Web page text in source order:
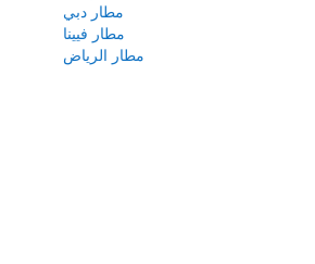
مطار دبي
مطار فيينا
مطار الرياض